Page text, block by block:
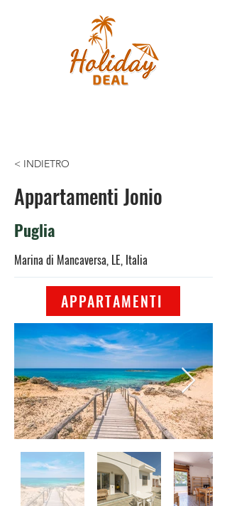
< INDIETRO
Appartamenti Jonio
Puglia
Marina di Mancaversa, LE, Italia
APPARTAMENTI